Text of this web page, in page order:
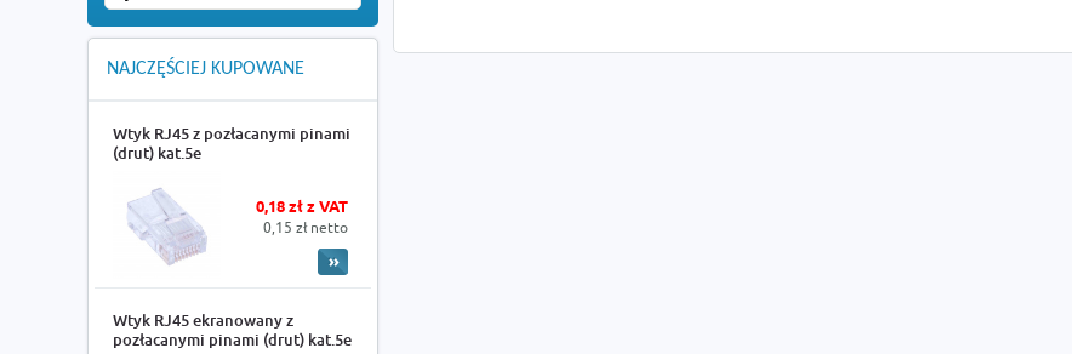
NAJCZĘŚCIEJ KUPOWANE
Wtyk RJ45 z pozłacanymi pinami
(drut) kat.5e
0,18 zł z VAT
0,15 zł netto
Wtyk RJ45 ekranowany z
pozłacanymi pinami (drut) kat.5e